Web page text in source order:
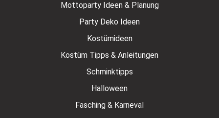
Mottoparty Ideen & Planung
Party Deko Ideen
Kostümideen
Kostüm Tipps & Anleitungen
Schminktipps
Halloween
Fasching & Karneval